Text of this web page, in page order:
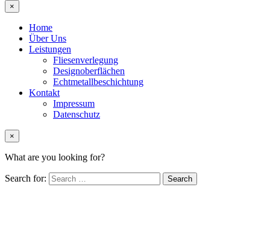
×
Home
Über Uns
Leistungen
Fliesenverlegung
Designoberflächen
Echtmetallbeschichtung
Kontakt
Impressum
Datenschutz
×
What are you looking for?
Search for: